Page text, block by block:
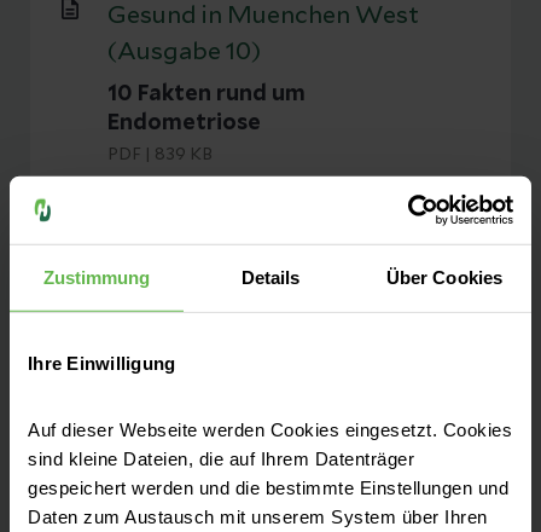
Zustimmung Details Über Cookies
Ihre Einwilligung
Auf dieser Webseite werden Cookies eingesetzt. Cookies
sind kleine Dateien, die auf Ihrem Datenträger
gespeichert werden und die bestimmte Einstellungen und
Daten zum Austausch mit unserem System über Ihren
Gesund in Muenchen West
(Ausgabe 10)
10 Fakten rund um
Endometriose
PDF 839 KB
Gesund in Muenchen West
Wenn die Lebensmitte ins
Rutschen gerät
PDF 1 MB